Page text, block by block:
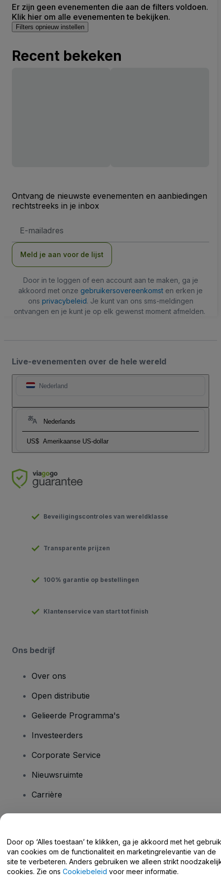
Er zijn geen evenementen die aan de filters voldoen.
Klik hier om alle evenementen te bekijken.
Filters opnieuw instellen
Recent bekeken
Ontvang de nieuwste evenementen en aanbiedingen
rechtstreeks in je inbox
mailadres
Meld je aan voor de lijst
Door in te loggen of een account aan te maken, ga je
akkoord met onze gebruikersovereenkomst en erken je
ons privacybeleid. Je kunt van ons sms-meldingen
ontvangen en je kunt je op elk gewenst moment afmelden.
Live-evenementen over de hele wereld
Nederland
Nederlands
US$ Amerikaanse US-dollar
Beveiligingscontroles van wereldklasse
Transparente prijzen
100% garantie op bestellingen
Klantenservice van start tot finish
Ons bedrijf
Over ons
Open distributie
Gelieerde Programma's
Investeerders
Corporate Service
Nieuwsruimte
Carrière
Helpcentrum / Neem Contact Met Ons Op
Door op ‘Alles toestaan’ te klikken, ga je akkoord met het gebruik
van cookies om de functionaliteit en marketingrelevantie van de
site te verbeteren. Anders gebruiken we alleen strikt
cookies. Zie ons Cookiebeleid voor meer informatie.